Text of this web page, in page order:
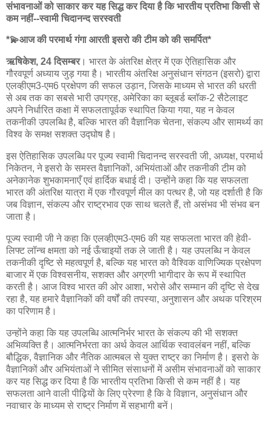
संभावनाओं को साकार कर यह सिद्ध कर दिया है कि भारतीय प्रतिभा किसी से
कम नहीं--स्वामी चिदानन्द सरस्वती
*💫आज की परमार्थ गंगा आरती इसरो की टीम को की समर्पित*
ऋषिकेश, 24 दिसम्बर। भारत के अंतरिक्ष क्षेत्र में एक ऐतिहासिक और
गौरवपूर्ण अध्याय जुड़ गया है। भारतीय अंतरिक्ष अनुसंधान संगठन (इसरो) द्वारा
एलव्हीएम3-एम6 प्रक्षेपण की सफल उड़ान, जिसके माध्यम से भारत की धरती
से अब तक का सबसे भारी उपग्रह, अमेरिका का ब्लूबर्ड ब्लॉक-2 सैटेलाइट
अपने निर्धारित कक्षा में सफलतापूर्वक स्थापित किया गया, यह न केवल
तकनीकी उपलब्धि है, बल्कि भारत की वैज्ञानिक चेतना, संकल्प और सामर्थ्य का
विश्व के समक्ष सशक्त उद्घोष है।
इस ऐतिहासिक उपलब्धि पर पूज्य स्वामी चिदानन्द सरस्वती जी, अध्यक्ष, परमार्थ
निकेतन, ने इसरो के समस्त वैज्ञानिकों, अभियंताओं और तकनीकी टीम को
अनेकानेक शुभकामनाएँ एवं हार्दिक बधाई दी। उन्होंने कहा कि यह सफलता
भारत की अंतरिक्ष यात्रा में एक गौरवपूर्ण मील का पत्थर है, जो यह दर्शाती है कि
जब विज्ञान, संकल्प और राष्ट्रभाव एक साथ चलते हैं, तो असंभव भी संभव बन
जाता है।
पूज्य स्वामी जी ने कहा कि एलव्हीएम3-एम6 की यह सफलता भारत की हेवी-
लिफ्ट लॉन्च क्षमता को नई ऊँचाइयों तक ले जाती है। यह उपलब्धि न केवल
तकनीकी दृष्टि से महत्वपूर्ण है, बल्कि यह भारत को वैश्विक वाणिज्यिक प्रक्षेपण
बाजार में एक विश्वसनीय, सशक्त और अग्रणी भागीदार के रूप में स्थापित
करती है। आज विश्व भारत की ओर आशा, भरोसे और सम्मान की दृष्टि से देख
रहा है, यह हमारे वैज्ञानिकों की वर्षों की तपस्या, अनुशासन और अथक परिश्रम
का परिणाम है।
उन्होंने कहा कि यह उपलब्धि आत्मनिर्भर भारत के संकल्प की भी सशक्त
अभिव्यक्ति है। आत्मनिर्भरता का अर्थ केवल आर्थिक स्वावलंबन नहीं, बल्कि
बौद्धिक, वैज्ञानिक और नैतिक आत्मबल से युक्त राष्ट्र का निर्माण है। इसरो के
वैज्ञानिकों और अभियंताओं ने सीमित संसाधनों में असीम संभावनाओं को साकार
कर यह सिद्ध कर दिया है कि भारतीय प्रतिभा किसी से कम नहीं है। यह
सफलता आने वाली पीढ़ियों के लिए प्रेरणा है कि वे विज्ञान, अनुसंधान और
नवाचार के माध्यम से राष्ट्र निर्माण में सहभागी बनें।